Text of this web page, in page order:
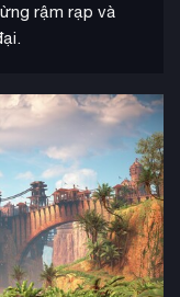
rậm rạp và